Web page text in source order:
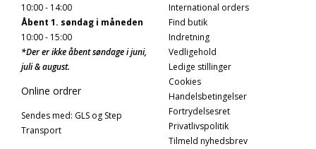
10:00 - 14:00
Åbent 1. søndag i måneden
10:00 - 15:00
*Der er ikke åbent søndage i juni,
juli & august.
Online ordrer
Sendes med: GLS og Step
Transport
International orders
Find butik
Indretning
Vedligehold
Ledige stillinger
Cookies
Handelsbetingelser
Fortrydelsesret
Privatlivspolitik
Tilmeld nyhedsbrev